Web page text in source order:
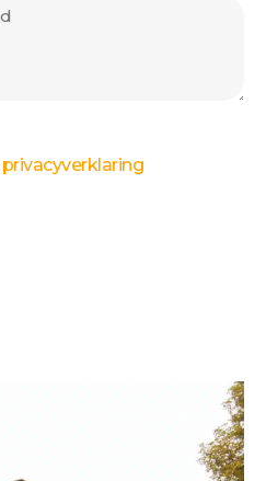
privacyverklaring